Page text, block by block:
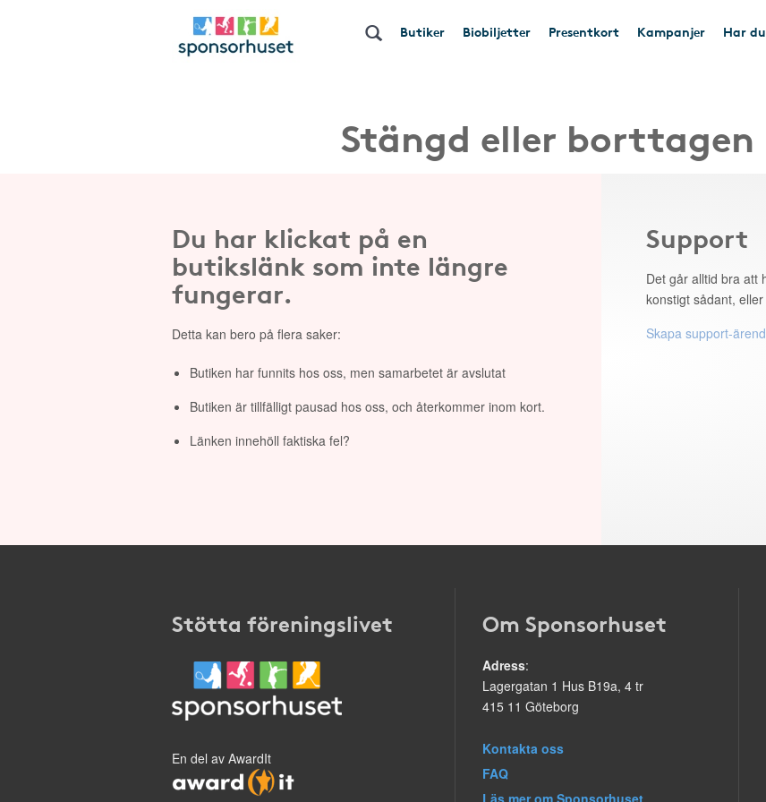
Butiker Biobiljetter Presentkort Kampanjer Har
Stängd eller
Du har klickat på en
butikslänk som inte längre
fungerar.
Detta kan bero på flera saker:
Butiken har funnits hos oss, men samarbetet är avslutat
Butiken är tillfälligt pausad hos oss, och återkommer inom kort.
Länken innehöll faktiska fel?
Support
Det går alltid bra att
konstigt sådant,
Skapa support-
Stötta föreningslivet
En del av AwardIt
Om Sponsorhuset
Adress:
Lagergatan 1 Hus B19a, 4 tr
415 11 Göteborg
Kontakta oss
FAQ
Läs mer om Sponsorhuset